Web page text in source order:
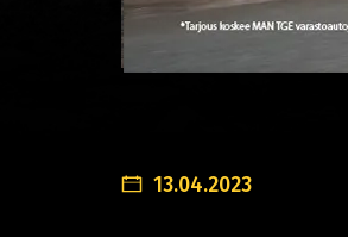
13.04.2023